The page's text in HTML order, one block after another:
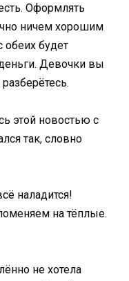
Оформлять
ничем хорошим
обеих будет
Девочки вы
этой новостью с
так, словно
наладится!
на тёплые.
не хотела